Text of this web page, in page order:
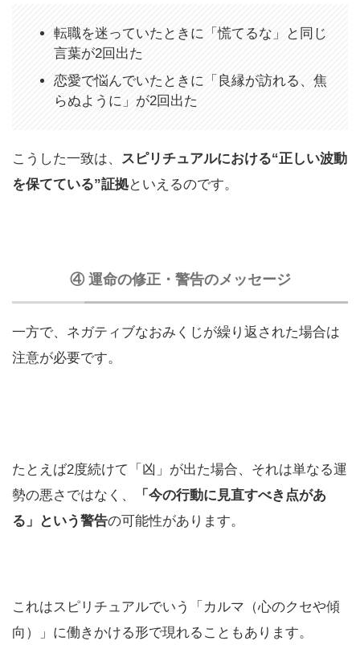
転職を迷っていたときに「慌てるな」と同じ
言葉が2回出た
恋愛で悩んでいたときに「良縁が訪れる、焦
らぬように」が2回出た
こうした一致は、 スピリチュアルにおける“正しい波動
を保てている”証拠といえるのです。
④ 運命の修正・警告のメッセージ
一方で、ネガティブなおみくじが繰り返された場合は
注意が必要です。
たとえば2度続けて「凶」が出た場合、それは単なる運
勢の悪さではなく、
「今の行動に見直すべき点があ
る」という警告の可能性があります。
これはスピリチュアルでいう「カルマ（心のクセや傾
向）」に働きかける形で現れることもあります。